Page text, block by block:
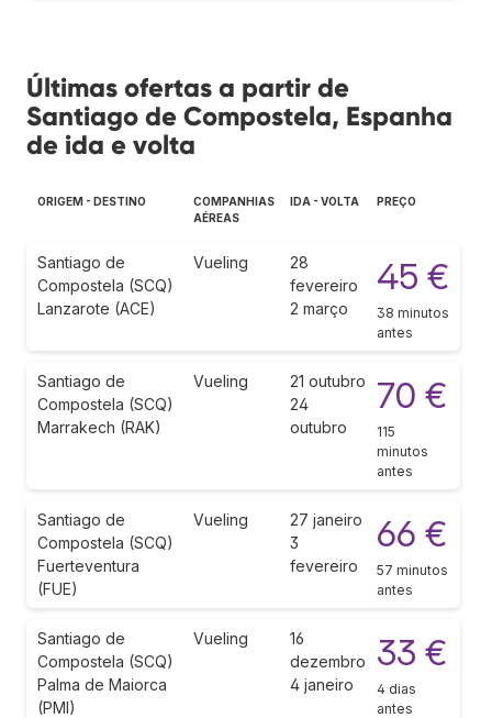
Últimas ofertas a partir de
Santiago de Compostela, Espanha
de ida e volta
ORIGEM - DESTINO
COMPANHIAS
AÉREAS
IDA - VOLTA PREÇO
Santiago de
Compostela (SCQ)
Lanzarote (ACE)
Vueling
28
fevereiro
2 março
45 €
38 minutos
antes
Santiago de
Compostela (SCQ)
Marrakech (RAK)
Vueling
21 outubro
24
outubro
70 €
115
minutos
antes
Santiago de
Compostela (SCQ)
Fuerteventura
(FUE)
Vueling
27 janeiro
3
fevereiro
66 €
57 minutos
antes
Santiago de
Compostela (SCQ)
Palma de Maiorca
(PMI)
Vueling
16
dezembro
4 janeiro
33 €
4 dias
antes